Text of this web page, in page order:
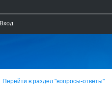
Вход
Перейти в раздел "вопросы-ответы"